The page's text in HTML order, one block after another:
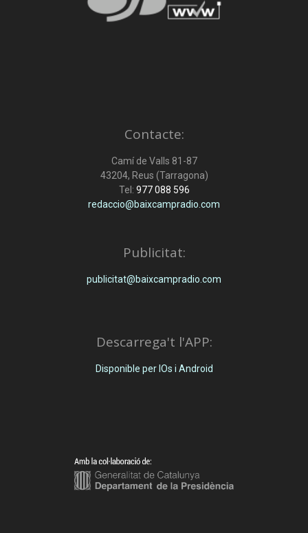
Contacte:
Camí de Valls 81-87
43204, Reus (Tarragona)
Tel: 977 088 596
redaccio@baixcampradio.com
Publicitat:
publicitat@baixcampradio.com
Descarrega't l'APP:
Disponible per IOs i Android